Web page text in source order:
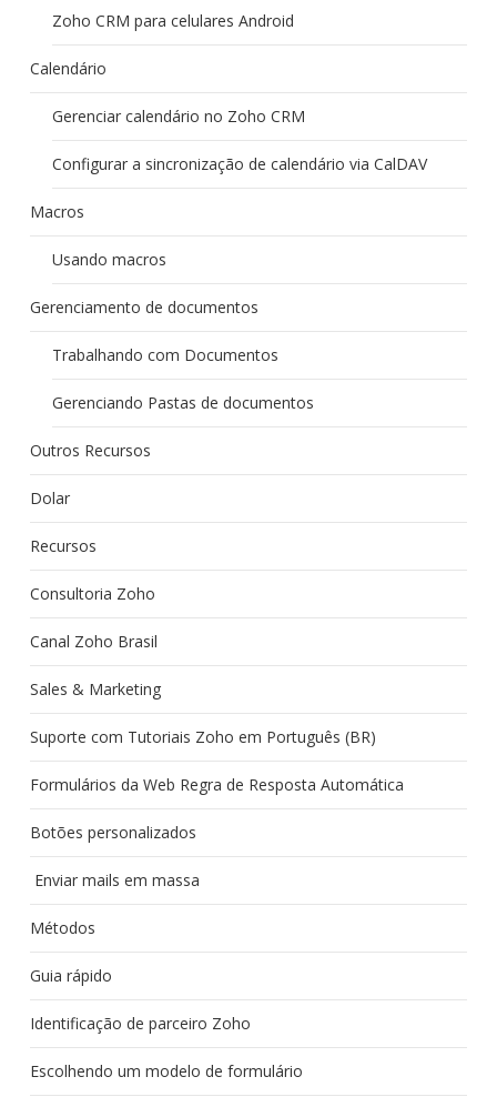
Zoho CRM para celulares Android
Calendário
Gerenciar calendário no Zoho CRM
Configurar a sincronização de calendário via CalDAV
Macros
Usando macros
Gerenciamento de documentos
Trabalhando com Documentos
Gerenciando Pastas de documentos
Outros Recursos
Dolar
Recursos
Consultoria Zoho
Canal Zoho Brasil
Sales & Marketing
Suporte com Tutoriais Zoho em Português (BR)
Formulários da Web Regra de Resposta Automática
Botões personalizados
Enviar mails em massa
Métodos
Guia rápido
Identificação de parceiro Zoho
Escolhendo um modelo de formulário